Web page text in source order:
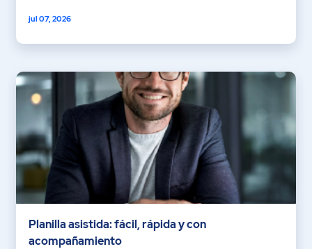
jul 07, 2026
Planilla asistida: fácil, rápida y con
acompañamiento